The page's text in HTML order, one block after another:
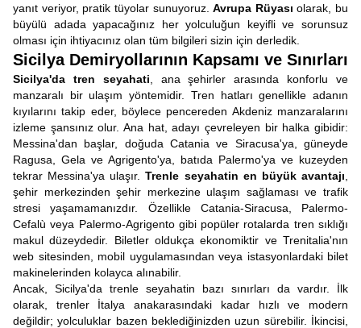
yanıt veriyor, pratik tüyolar sunuyoruz.Avrupa Rüyası olarak, bu
büyülü adada yapacağınız her yolculuğun keyifli ve sorunsuz
olması için ihtiyacınız olan tüm bilgileri sizin için derledik.
Sicilya Demiryollarının Kapsamı ve Sınırları
Sicilya'da tren seyahati , ana şehirler arasında konforlu ve
manzaralı bir ulaşım yöntemidir. Tren hatları genellikle adanın
kıyılarını takip eder, böylece pencereden Akdeniz manzaralarını
izleme şansınız olur. Ana hat, adayı çevreleyen bir halka gibidir:
Messina'dan başlar, doğuda Catania ve Siracusa'ya, güneyde
Ragusa, Gela ve Agrigento'ya, batıda Palermo'ya ve kuzeyden
tekrar Messina'ya ulaşır.Trenle seyahatin en büyük avantajı
şehir merkezinden şehir merkezine ulaşım sağlaması ve trafik
stresi yaşamamanızdır. Özellikle Catania-Siracusa, Palermo-
Cefalù veya Palermo-Agrigento gibi popüler rotalarda tren sıklığı
makul düzeydedir. Biletler oldukça ekonomiktir ve Trenitalia'nın
web sitesinden, mobil uygulamasından veya istasyonlardaki bilet
makinelerinden kolayca alınabilir.
Ancak, Sicilya'da trenle seyahatin bazı sınırları da vardır. İlk
olarak, trenler İtalya anakarasındaki kadar hızlı ve modern
değildir; yolculuklar bazen beklediğinizden uzun sürebilir. İkincisi,